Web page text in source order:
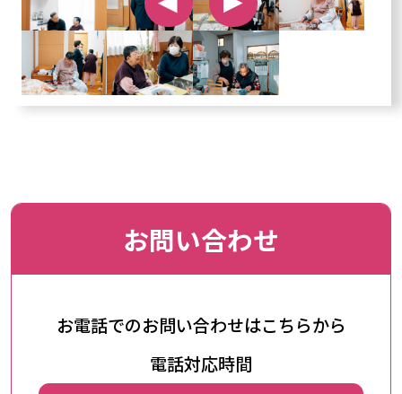
お問い合わせ
お電話でのお問い合わせはこちらから
電話対応時間